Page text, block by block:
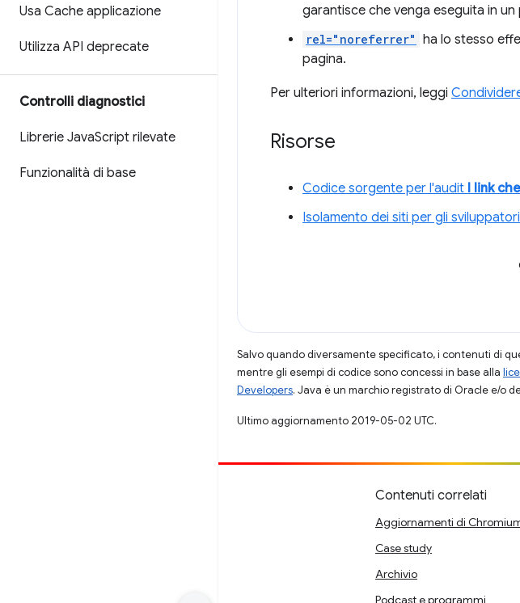
Usa Cache applicazione
Utilizza API deprecate
Controlli diagnostici
Librerie JavaScript rilevate
Funzionalità di base
garantisce che venga eseguita in
rel="noreferrer" ha lo stesso
pagina.
Per ulteriori informazioni, leggi
Risorse
Codice sorgente per l'audit I link
Isolamento dei siti per gli
Salvo quando diversamente specificato, i contenuti di
mentre gli esempi di codice sono concessi in base alla
Developers. Java è un marchio registrato di Oracle e/o
Ultimo aggiornamento 2019-05-02 UTC.
Contenuti correlati
Aggiornamenti di
Case study
Archivio
Podcast e programmi